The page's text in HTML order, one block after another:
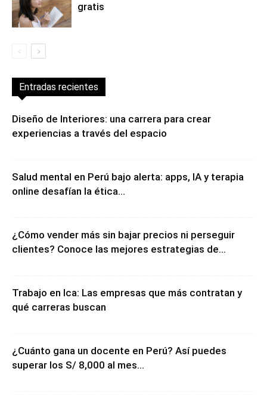
gratis
Entradas recientes
Diseño de Interiores: una carrera para crear
experiencias a través del espacio
Salud mental en Perú bajo alerta: apps, IA y terapia
online desafían la ética...
¿Cómo vender más sin bajar precios ni perseguir
clientes? Conoce las mejores estrategias de...
Trabajo en Ica: Las empresas que más contratan y
qué carreras buscan
¿Cuánto gana un docente en Perú? Así puedes
superar los S/ 8,000 al mes...